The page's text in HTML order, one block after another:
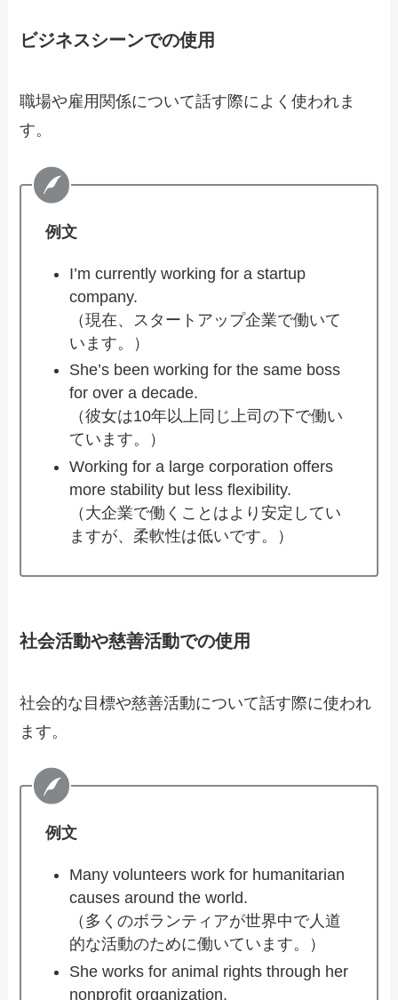
ビジネスシーンでの使用
職場や雇用関係について話す際によく使われま
す。
例文
I’m currently working for a startup
company.
（現在、スタートアップ企業で働いて
います。）
She’s been working for the same boss
for over a decade.
（彼女は10年以上同じ上司の下で働い
ています。）
Working for a large corporation offers
more stability but less flexibility.
（大企業で働くことはより安定してい
ますが、柔軟性は低いです。）
社会活動や慈善活動での使用
社会的な目標や慈善活動について話す際に使われ
ます。
例文
Many volunteers work for humanitarian
causes around the world.
（多くのボランティアが世界中で人道
的な活動のために働いています。）
She works for animal rights through her
nonprofit organization.